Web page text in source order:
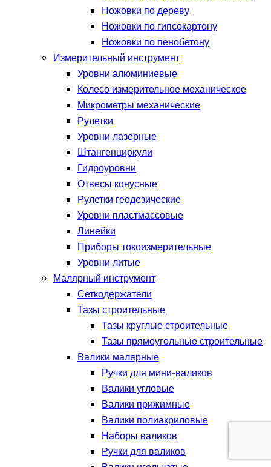
Ножовки по дереву
Ножовки по гипсокартону
Ножовки по пенобетону
Измерительный инструмент
Уровни алюминиевые
Колесо измерительное механическое
Микрометры механические
Рулетки
Уровни лазерные
Штангенциркули
Гидроуровни
Отвесы конусные
Рулетки геодезические
Уровни пластмассовые
Линейки
Приборы токоизмерительные
Уровни литые
Малярный инструмент
Сеткодержатели
Тазы строительные
Тазы круглые строительные
Тазы прямоугольные строительные
Валики малярные
Ручки для мини-валиков
Валики угловые
Валики прижимные
Валики полиакриловые
Наборы валиков
Ручки для валиков